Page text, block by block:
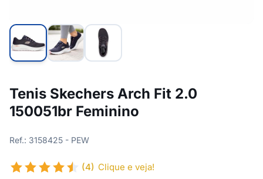
Tenis Skechers Arch Fit 2.0
150051br Feminino
Ref.: 3158425 - PEW
(4) Clique e veja!